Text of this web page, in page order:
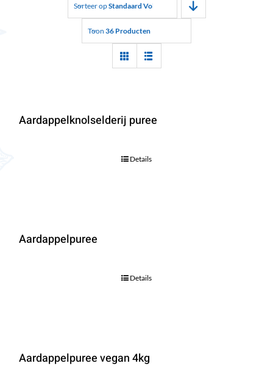
Sorteer opStandaard Volgorde
Toon 36 Producten
Aardappelknolselderij puree
Details
Aardappelpuree
Details
Aardappelpuree vegan 4kg